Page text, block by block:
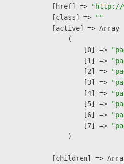
            [href] =>
"http://
            [class] =>
""
            [active] => Array
                (
                    [0] =>
                    [1] =>
                    [2] =>
                    [3] =>
                    [4] =>
                    [5] =>
                    [6] =>
                    [7] =>
                )
[children] =>